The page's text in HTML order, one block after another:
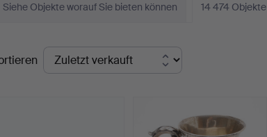
Siehe Objekte worauf Sie bieten können
14 474 Objekte
Endpreise